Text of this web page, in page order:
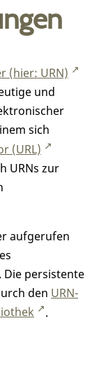
(hier: URN)
und
sich
(URL)
URNs zur
aufgerufen
Die persistente
den URN-
.